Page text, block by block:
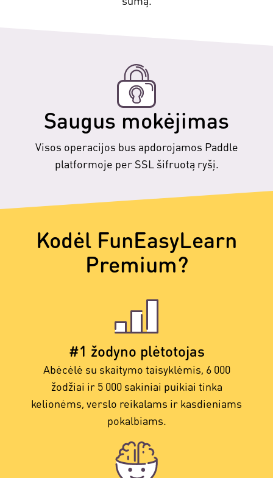
Saugus mokėjimas
Visos operacijos bus apdorojamos Paddle
platformoje per SSL šifruotą ryšį.
Kodėl FunEasyLearn
Premium?
#1 žodyno plėtotojas
Abėcėlė su skaitymo taisyklėmis, 6 000
žodžiai ir 5 000 sakiniai puikiai tinka
kelionėms, verslo reikalams ir kasdieniams
pokalbiams.